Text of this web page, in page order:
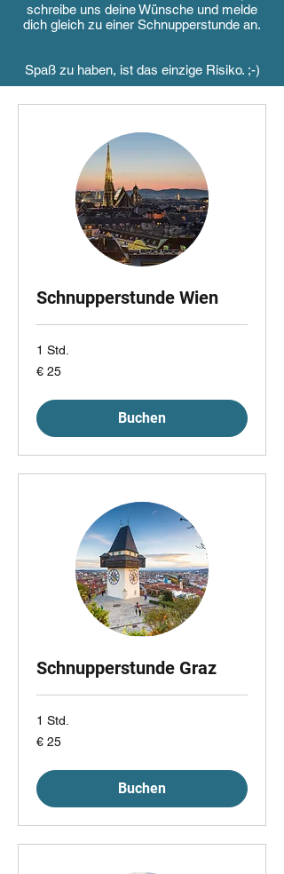
schreibe uns deine Wünsche und melde
dich gleich zu einer Schnupperstunde an.
Spaß zu haben, ist das einzige Risiko. ;-)
Schnupperstunde Wien
1 Std.
25
Euro
€ 25
Buchen
Schnupperstunde Graz
1 Std.
25
Euro
€ 25
Buchen